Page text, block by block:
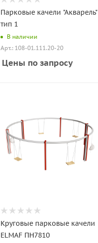
Парковые качели "Акварель"
тип 1
В наличии
Арт.: 108-01.111.20-20
Цены по запросу
Круговые парковые качели
ELMAF ПН7810